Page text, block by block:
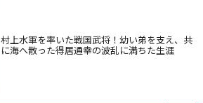
村上水軍を率いた戦国武将！幼い弟を支え、共
に海へ散った得居通幸の波乱に満ちた生涯